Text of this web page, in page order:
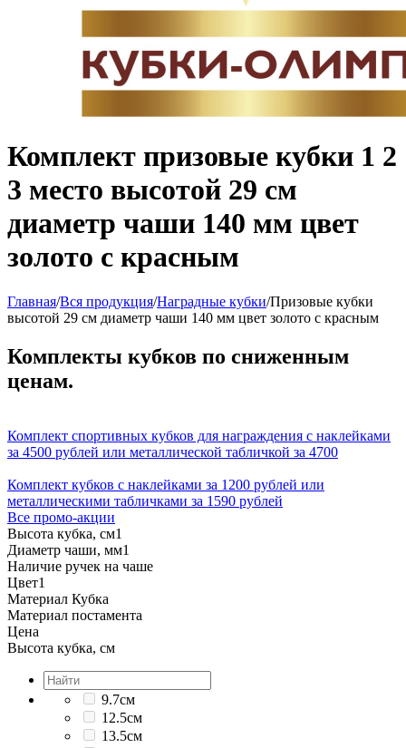
Комплект призовые кубки 1 2
3 место высотой 29 см
диаметр чаши 140 мм цвет
золото с красным
Главная/Вся продукция/Наградные кубки/Призовые кубки
высотой 29 см диаметр чаши 140 мм цвет золото с красным
Комплекты кубков по сниженным
ценам.
Комплект спортивных кубков для награждения с наклейками
за 4500 рублей или металлической табличкой за 4700
Комплект кубков с наклейками за 1200 рублей или
металлическими табличками за 1590 рублей
Все промо-акции
Высота кубка, см1
Диаметр чаши, мм1
Наличие ручек на чаше
Цвет1
Материал Кубка
Материал постамента
Цена
Высота кубка, см
9.7см
12.5см
13.5см